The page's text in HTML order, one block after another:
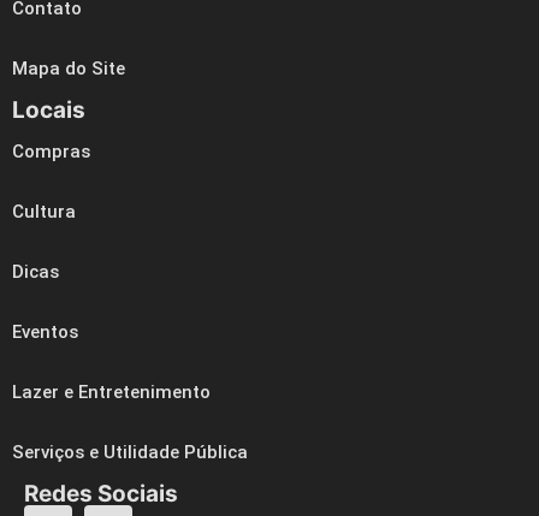
Contato
Mapa do Site
Locais
Compras
Cultura
Dicas
Eventos
Lazer e Entretenimento
Serviços e Utilidade Pública
Redes Sociais